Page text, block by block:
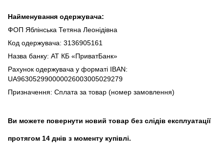
Найменування одержувача:
ФОП Яблінська Тетяна Леонідівна
Код одержувача: 3136905161
Назва банку: АТ КБ «ПриватБанк»
Рахунок одержувача у форматі IBAN:
UA963052990000026003005029279
Призначення: Сплата за товар (номер замовлення)
Ви можете повернути новий товар без слідів експлуатації
протягом 14 днів з моменту купівлі.